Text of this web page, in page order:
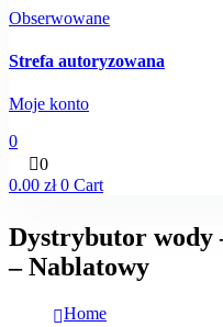
Obserwowane
Strefa autoryzowana
Moje konto
0
0
0.00 zł 0 Cart
Dystrybutor wody
– Nablatowy
Home